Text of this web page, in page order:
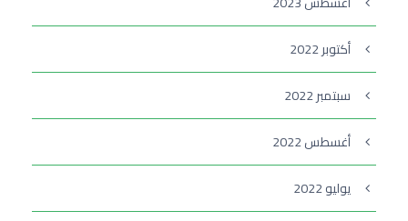
أكتوبر 2022
سبتمبر 2022
أغسطس 2022
يوليو 2022